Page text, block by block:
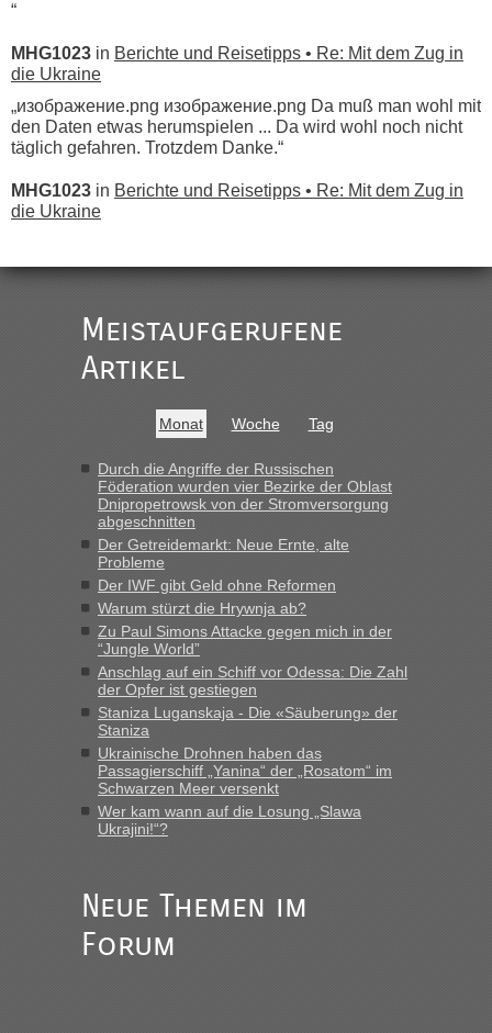
“
MHG1023 in Berichte und Reisetipps • Re: Mit dem Zug in
die Ukraine
„изображение.png изображение.png Da muß man wohl mit
den Daten etwas herumspielen ... Da wird wohl noch nicht
täglich gefahren. Trotzdem Danke.“
MHG1023 in Berichte und Reisetipps • Re: Mit dem Zug in
die Ukraine
Ist korrekt, aber ich finde man hätte trotzdem im Text gleich
darauf hinweisen können.
War aber nicht "böse" gemeint ...
buchbar - warum auch immer ...
Hab´s versucht - bekomme aber immer angezeigt "auf dieser
Strecke fahren wir nicht"
inBerichte und Reisetipps • Re: Mit dem Zug in
die Ukraine
„Man sollte aber explizit dazu schreiben, daß es ein Zug von
LeoExpress ist - und nur auf deren Webseite kann man die
Fahrkarten kaufen. Zumindest ist es die erste Umsteigefreie
Verbindung von Deutschland...“
Recht, Visa und Dokumente • Re: Deklaration
gebrauchter Kleidung beim Zoll
„Vielen Dank, mit einem Briefchen meiner Frau im Gepäck
gab es keine Probleme“
fast 11 Milliarden aufgedeckt
„Am besten wäre natürlich, wenn die Frau mit dabei ist.
Alleinreisende Männer stehen schließlich immer unter
Meistaufgerufene
Artikel
Monat Woche Tag
Durch die Angriffe der Russischen
Föderation wurden vier Bezirke der Oblast
Dnipropetrowsk von der Stromversorgung
abgeschnitten
Der Getreidemarkt: Neue Ernte, alte
Probleme
Der IWF gibt Geld ohne Reformen
Warum stürzt die Hrywnja ab?
Zu Paul Simons Attacke gegen mich in der
“Jungle World”
Anschlag auf ein Schiff vor Odessa: Die Zahl
der Opfer ist gestiegen
Staniza Luganskaja - Die «Säuberung» der
Staniza
Ukrainische Drohnen haben das
Passagierschiff „Yanina“ der „Rosatom“ im
Schwarzen Meer versenkt
Wer kam wann auf die Losung „Slawa
Ukrajini!“?
Neue Themen im
Forum